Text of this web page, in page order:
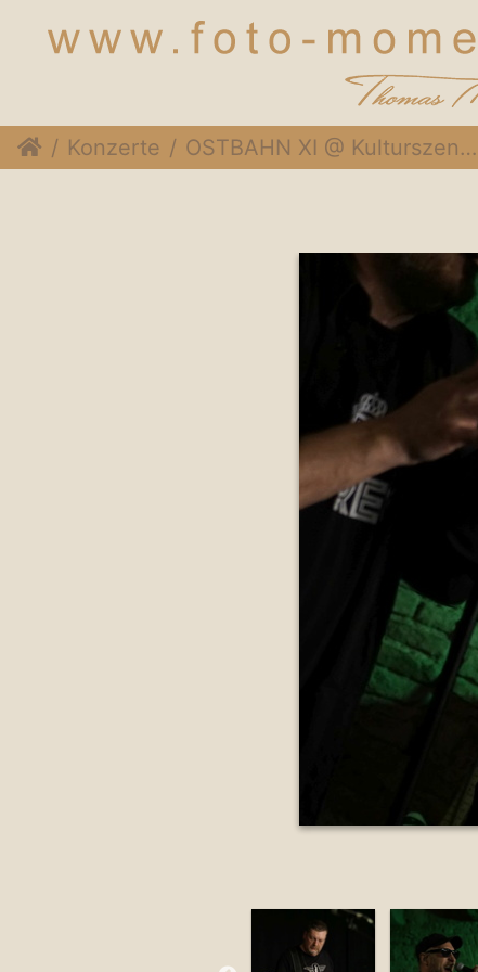
Konzerte OSTBAHN XI @ Kulturszene Kottingbrunn, 30. April 2016